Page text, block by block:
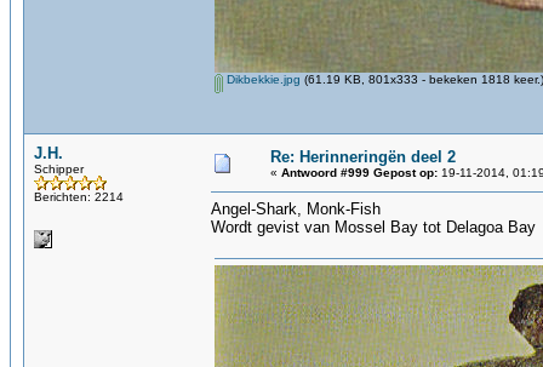
Dikbekkie.jpg (61.19 KB, 801x333 - bekeken 1818 keer.)
J.H.
Schipper
Berichten: 2214
Re: Herinneringën deel 2
« Antwoord #999 Gepost op: 19-11-2014,
Angel-Shark, Monk-Fish
Wordt gevist van Mossel Bay tot Delagoa Bay